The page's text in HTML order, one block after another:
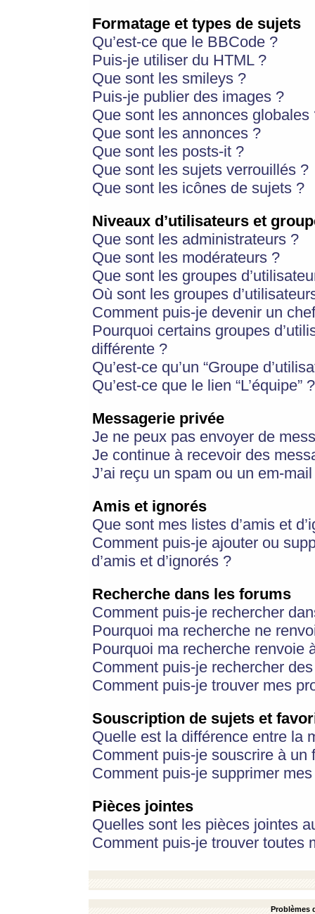
Formatage et types de sujets
Qu’est-ce que le BBCode ?
Puis-je utiliser du HTML ?
Que sont les smileys ?
Puis-je publier des images ?
Que sont les annonces globales
Que sont les annonces ?
Que sont les posts-it ?
Que sont les sujets verrouillés ?
Que sont les icônes de sujets ?
Niveaux d’utilisateurs et
Que sont les administrateurs ?
Que sont les modérateurs ?
Que sont les groupes
Où sont les groupes
Comment puis-je devenir un
Pourquoi certains groupes
différente ?
Qu’est-ce qu’un “Groupe
Qu’est-ce que le lien “L’équipe” ?
Messagerie privée
Je ne peux pas envoyer de
Je continue à recevoir des
J’ai reçu un spam ou un em-
Amis et ignorés
Que sont mes listes d’amis et
Comment puis-je ajouter ou
d’amis et d’ignorés ?
Recherche dans les forums
Comment puis-je rechercher
Pourquoi ma recherche ne
Pourquoi ma recherche renvoie
Comment puis-je rechercher
Comment puis-je trouver mes
Souscription de sujets et
Quelle est la différence entre la
Comment puis-je souscrire à
Comment puis-je supprimer
Pièces jointes
Quelles sont les pièces jointes
Comment puis-je trouver toutes
Problèmes